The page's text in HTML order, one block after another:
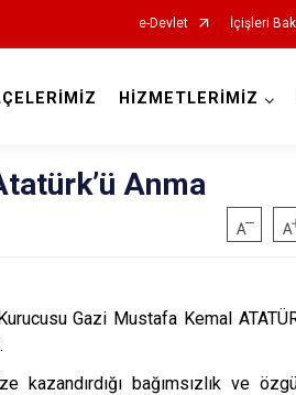
e-Devlet İçişleri
HİZMETLERİMİZ
Anma
Gazi Mustafa Kemal
bağımsızlık ve